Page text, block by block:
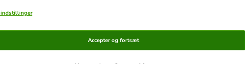
Accepter og fortsæt